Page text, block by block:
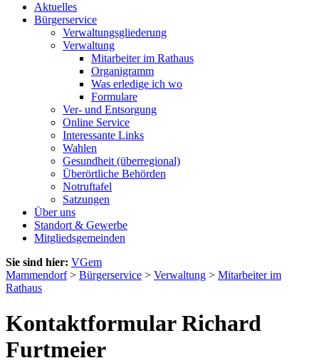
Aktuelles
Bürgerservice
Verwaltungsgliederung
Verwaltung
Mitarbeiter im Rathaus
Organigramm
Was erledige ich wo
Formulare
Ver- und Entsorgung
Online Service
Interessante Links
Wahlen
Gesundheit (überregional)
Überörtliche Behörden
Notruftafel
Satzungen
Über uns
Standort & Gewerbe
Mitgliedsgemeinden
Sie sind hier: VGem
Mammendorf> Bürgerservice > Verwaltung > Mitarbeiter im
Rathaus
Kontaktformular Richard
Furtmeier